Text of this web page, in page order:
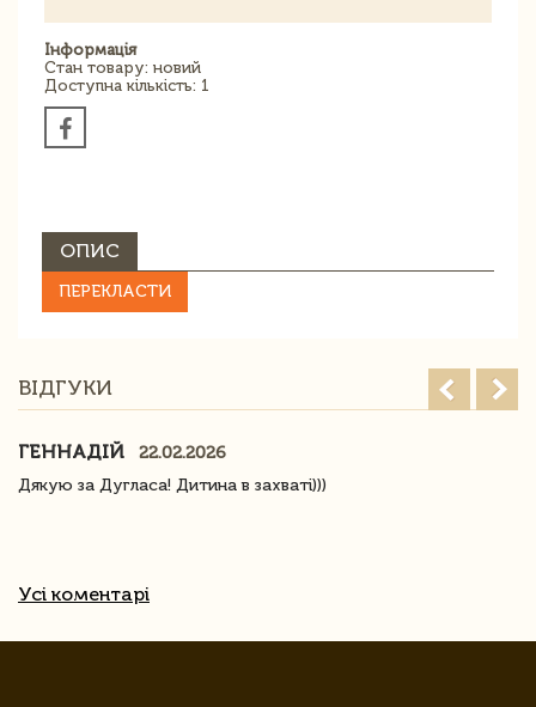
Інформація
Стан товару: новий
Доступна кількість: 1
ОПИС
ПЕРЕКЛАСТИ
ВІДГУКИ
ГЕННАДІЙ
22.02.2026
Дякую за Дугласа! Дитина в захваті)))
Усі коментарі